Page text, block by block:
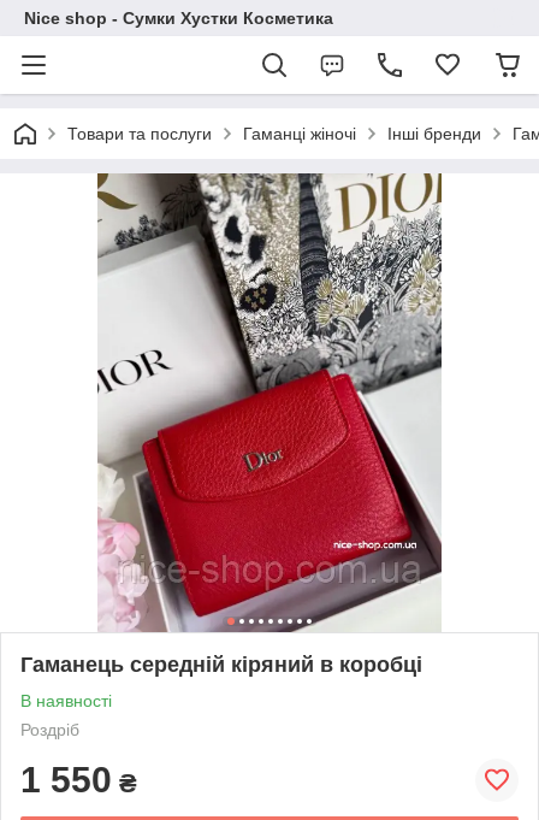
Nice shop - Сумки Хустки Косметика
Товари та послуги Гаманці жіночі Інші бренди
Гаманець середній кіряний в коробці
В наявності
Роздріб
1 550 ₴